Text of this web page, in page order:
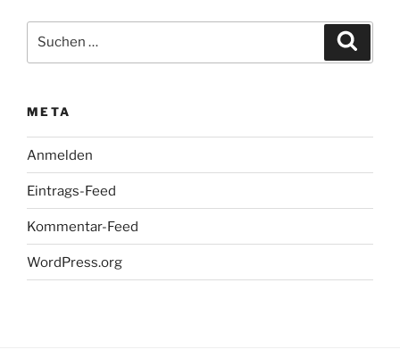
nach:
META
Anmelden
Eintrags-Feed
Kommentar-Feed
WordPress.org